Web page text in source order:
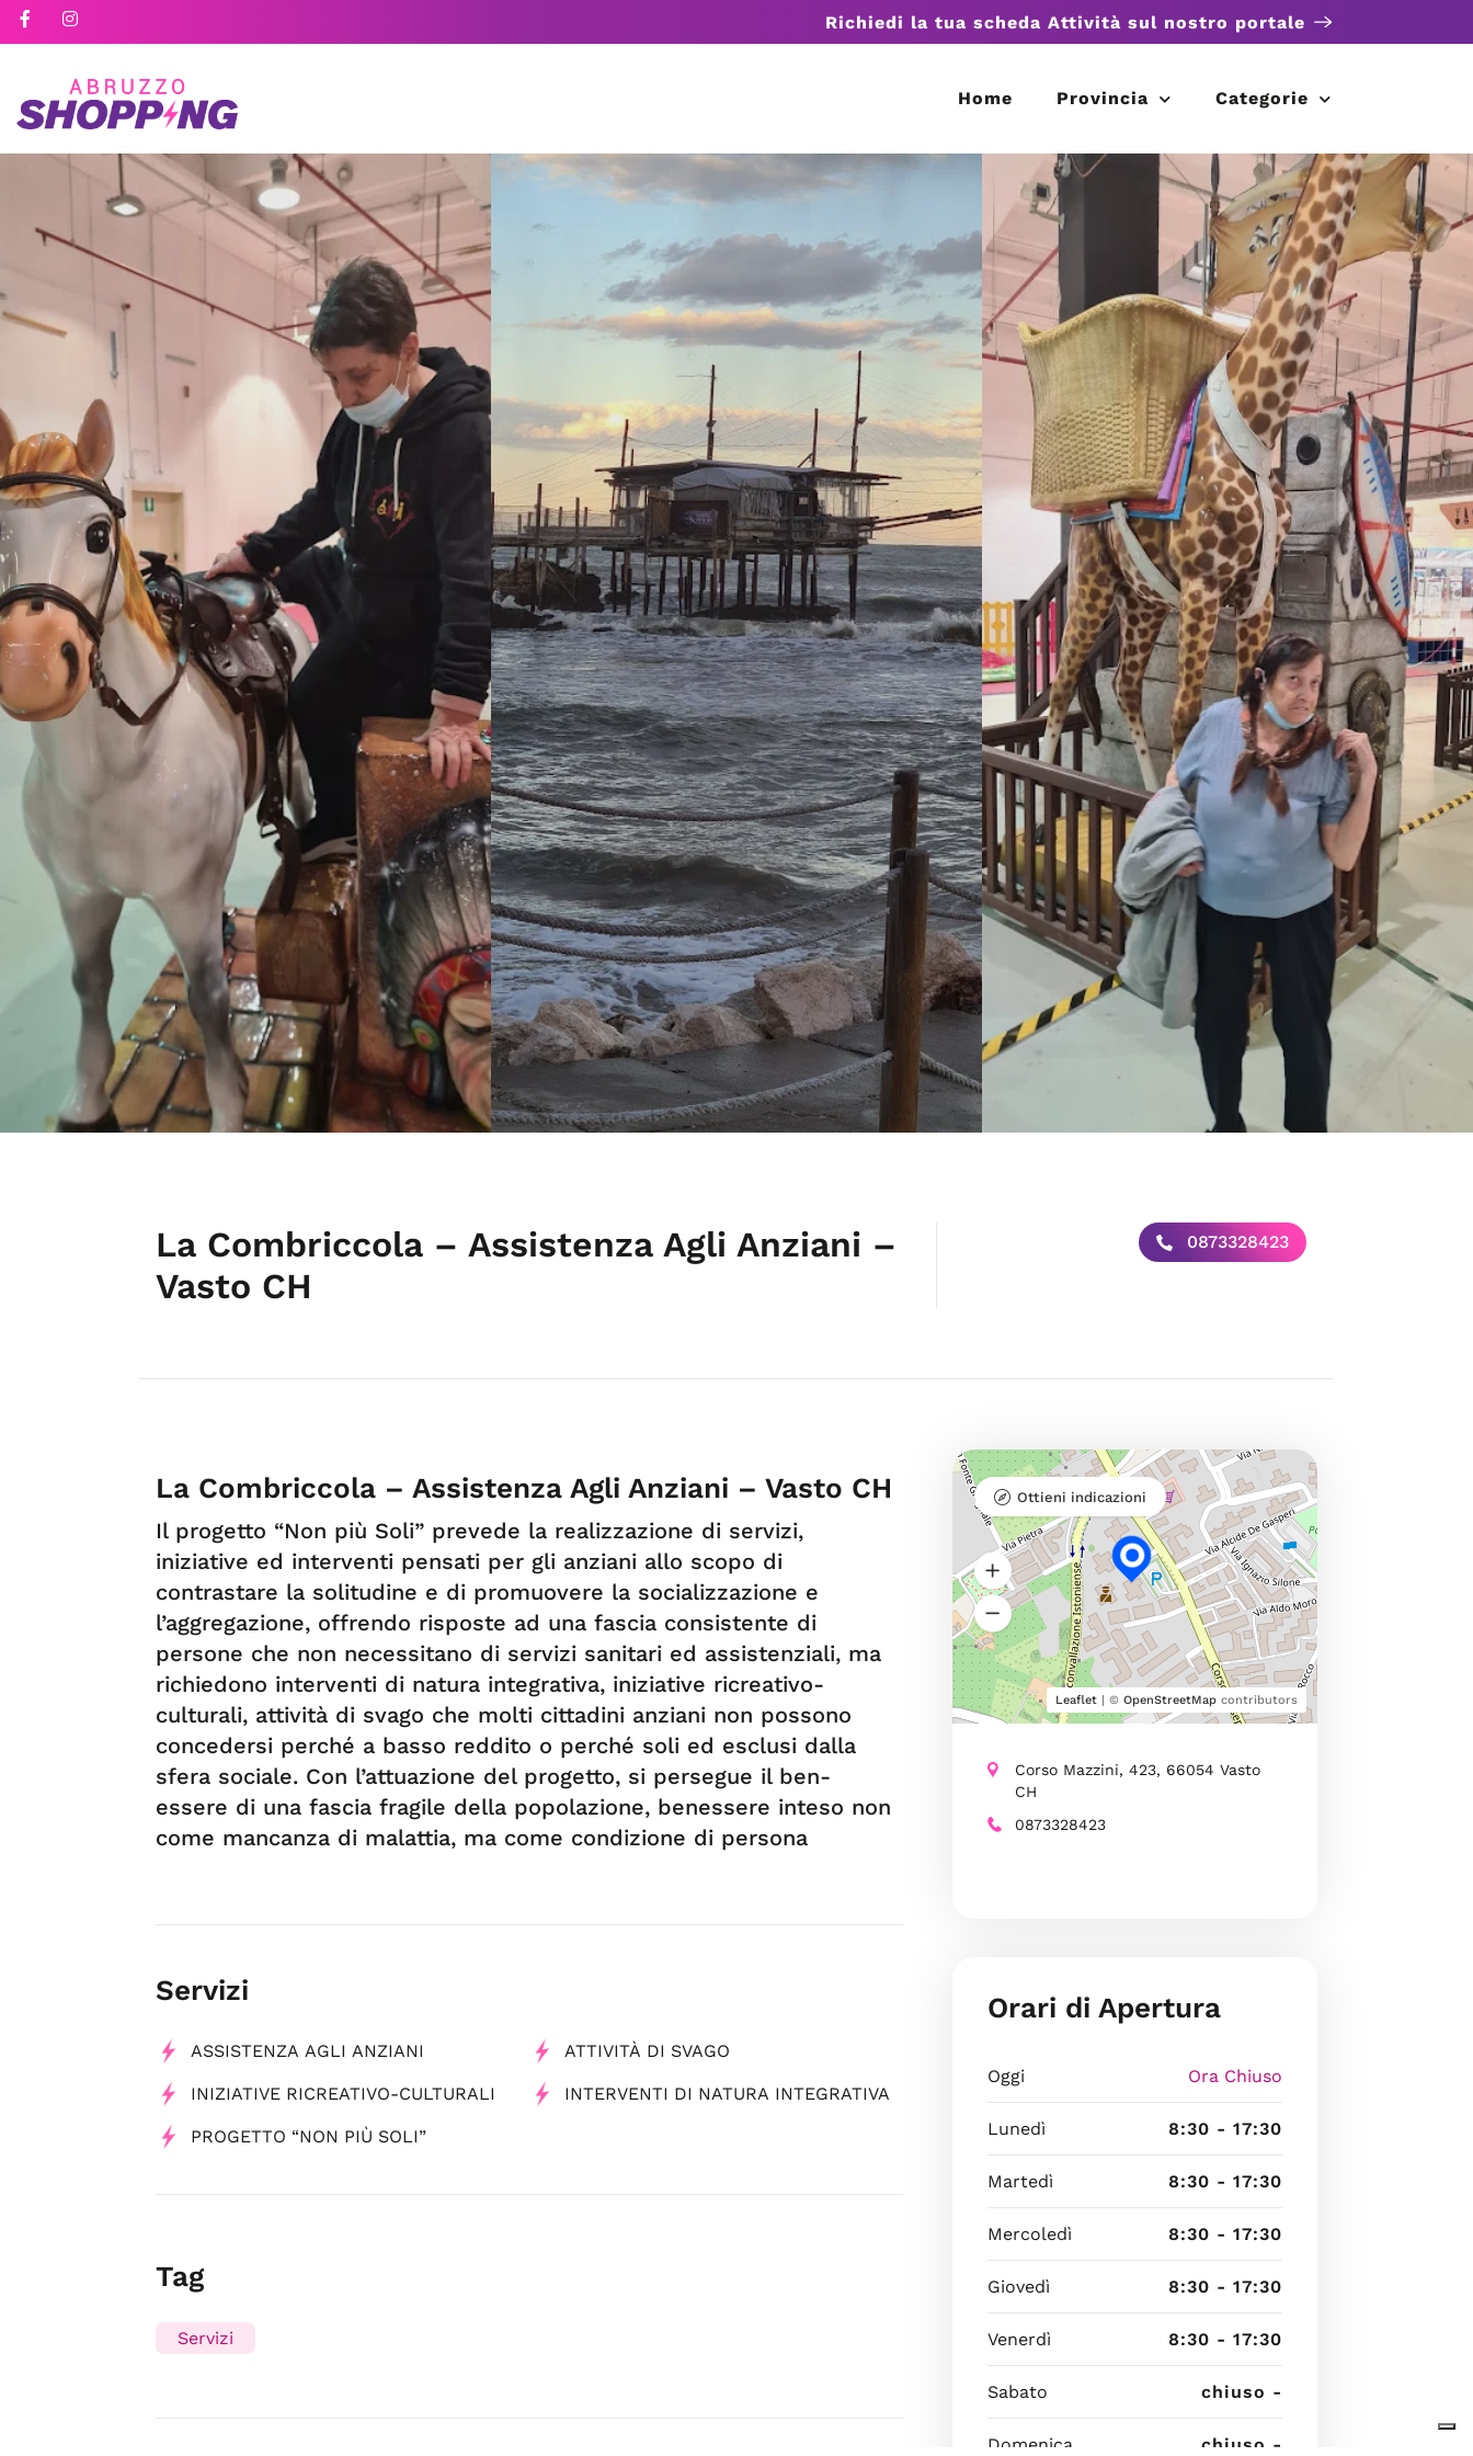
Richiedi la tua scheda Attività sul nostro portale
Home Provincia Categorie
La Combriccola – Assistenza Agli Anziani –
Vasto CH
0873328423
La Combriccola – Assistenza Agli Anziani – Vasto CH
Il progetto “Non più Soli” prevede la realizzazione di servizi,
iniziative ed interventi pensati per gli anziani allo scopo di
contrastare la solitudine e di promuovere la socializzazione e
l’aggregazione, offrendo risposte ad una fascia consistente di
persone che non necessitano di servizi sanitari ed assistenziali, ma
richiedono interventi di natura integrativa, iniziative ricreativo-
culturali, attività di svago che molti cittadini anziani non possono
concedersi perché a basso reddito o perché soli ed esclusi dalla
sfera sociale. Con l’attuazione del progetto, si persegue il ben-
essere di una fascia fragile della popolazione, benessere inteso non
come mancanza di malattia, ma come condizione di persona
Servizi
ASSISTENZA AGLI ANZIANI ATTIVITÀ DI SVAGO
INIZIATIVE RICREATIVO-CULTURALI INTERVENTI DI NATURA INTEGRATIVA
PROGETTO “NON PIÙ SOLI”
Tag
Servizi
Leaflet| © OpenStreetMapcontributors
Ottieni indicazioni
Corso Mazzini, 423, 66054 Vasto
CH
0873328423
Orari di Apertura
Oggi Ora Chiuso
Lunedì 8:30 - 17:30
Martedì 8:30 - 17:30
Mercoledì 8:30 - 17:30
Giovedì 8:30 - 17:30
Venerdì 8:30 - 17:30
Sabato chiuso -
Domenica chiuso -